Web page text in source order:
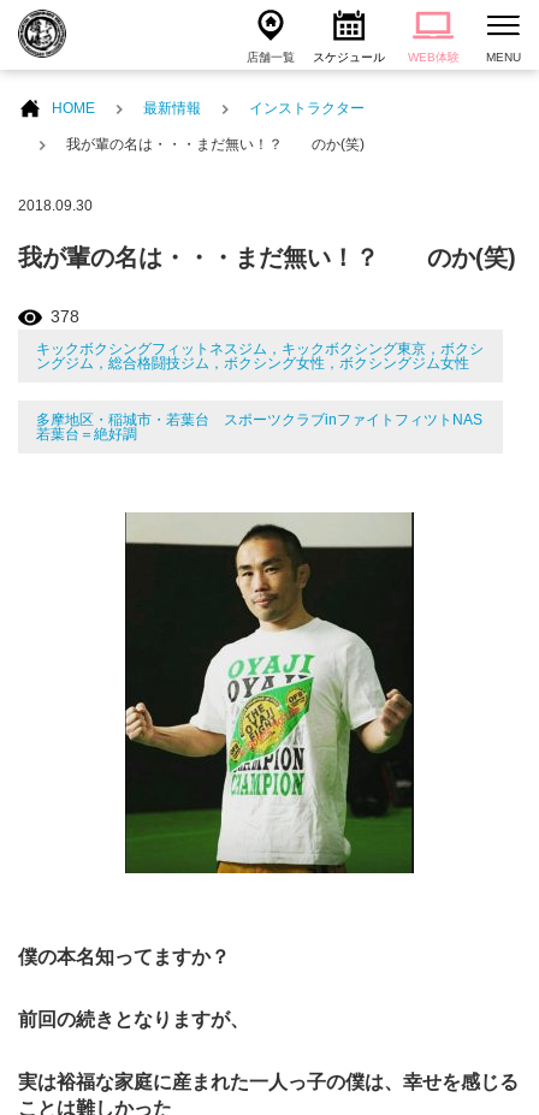
店舗一覧 スケジュール WEB体験 MENU
HOME 最新情報 インストラクター
我が輩の名は・・・まだ無い！？ のか(笑)
2018.09.30
我が輩の名は・・・まだ無い！？ のか(笑)
378
キックボクシングフィットネスジム，キックボクシング東京，ボクシ
ングジム，総合格闘技ジム，ボクシング女性，ボクシングジム女性
多摩地区・稲城市・若葉台 スポーツクラブinファイトフィツトNAS
若葉台＝絶好調
僕の本名知ってますか？
前回の続きとなりますが、
実は裕福な家庭に産まれた一人っ子の僕は、幸せを感じる
ことは難しかった